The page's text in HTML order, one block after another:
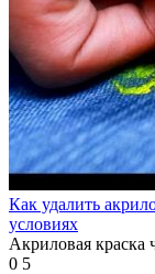
Как удалить
условиях
Акриловая краска
0 5